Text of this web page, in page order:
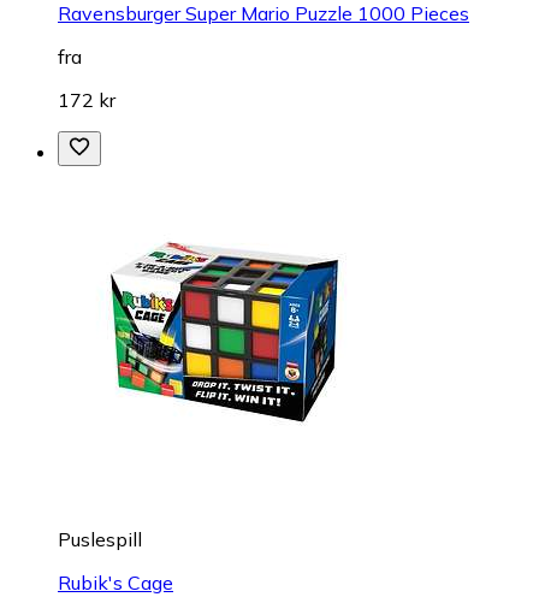
Ravensburger Super Mario Puzzle 1000 Pieces
fra
172 kr
Puslespill
Rubik's Cage